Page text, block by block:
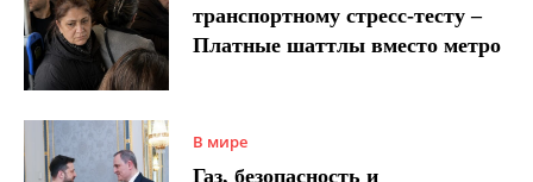
транспортному стресс-тесту –
Платные шаттлы вместо метро
В мире
Газ, безопасность и